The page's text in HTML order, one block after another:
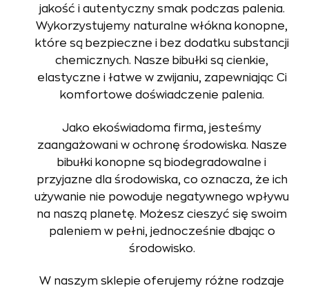
jakość i autentyczny smak podczas palenia.
Wykorzystujemy naturalne włókna konopne,
które są bezpieczne i bez dodatku substancji
chemicznych. Nasze bibułki są cienkie,
elastyczne i łatwe w zwijaniu, zapewniając Ci
komfortowe doświadczenie palenia.
Jako ekoświadoma firma, jesteśmy
zaangażowani w ochronę środowiska. Nasze
bibułki konopne są biodegradowalne i
przyjazne dla środowiska, co oznacza, że ich
używanie nie powoduje negatywnego wpływu
na naszą planetę. Możesz cieszyć się swoim
paleniem w pełni, jednocześnie dbając o
środowisko.
W naszym sklepie oferujemy różne rodzaje